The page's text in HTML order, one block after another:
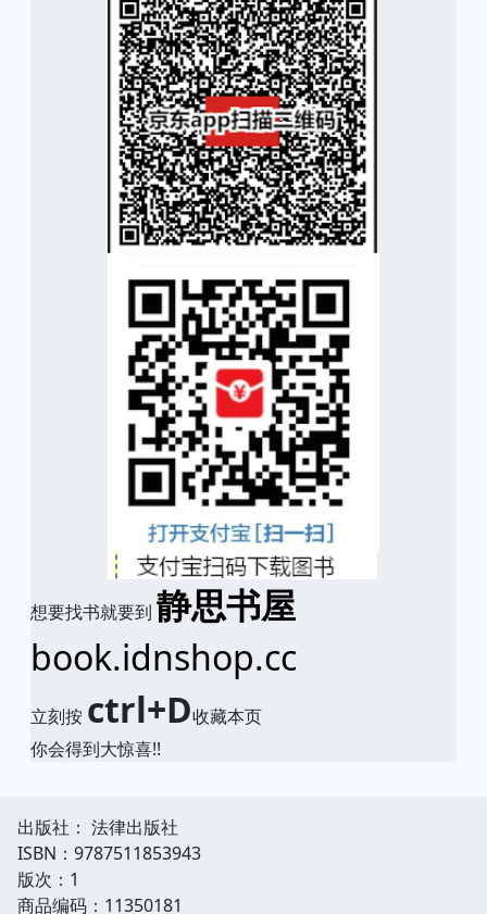
想要找书就要到 静思书屋
book.idnshop.cc
立刻按 ctrl+D收藏本页
你会得到大惊喜!!
出版社： 法律出版社
ISBN：9787511853943
版次：1
商品编码：11350181